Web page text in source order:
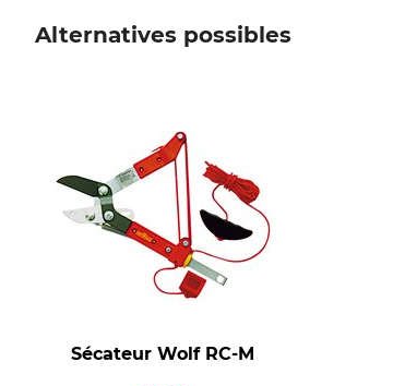
Alternatives possibles
Sécateur Wolf RC-M